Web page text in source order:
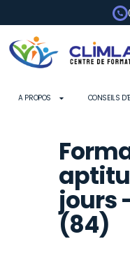
A PROPOS CONSEILS
jours
(84)